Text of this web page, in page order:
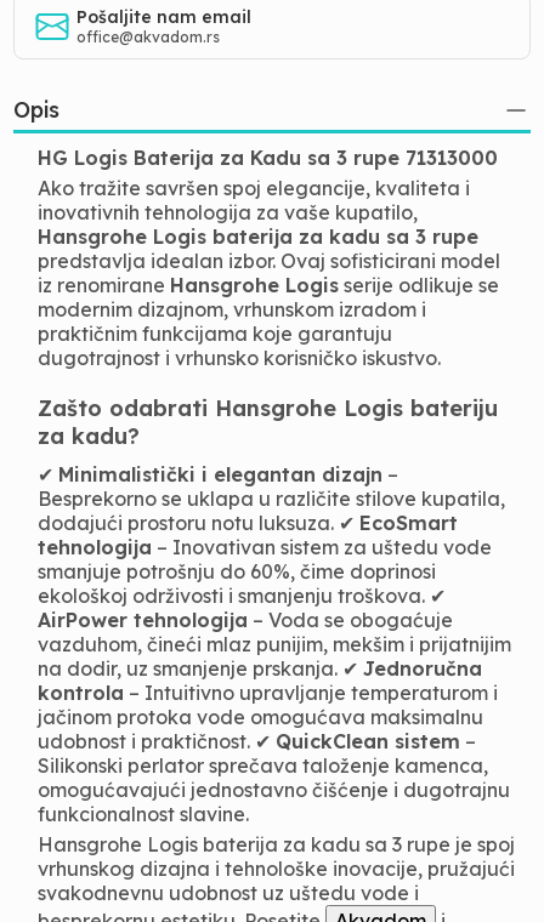
Pošaljite nam email
office@akvadom.rs
Opis
HG Logis Baterija za Kadu sa 3 rupe 71313000
Ako tražite savršen spoj elegancije, kvaliteta i
inovativnih tehnologija za vaše kupatilo,
Hansgrohe Logis baterija za kadu sa 3 rupe
predstavlja idealan izbor. Ovaj sofisticirani model
iz renomirane Hansgrohe Logis serije odlikuje se
modernim dizajnom, vrhunskom izradom i
praktičnim funkcijama koje garantuju
dugotrajnost i vrhunsko korisničko iskustvo.
Zašto odabrati Hansgrohe Logis bateriju
za kadu?
✔ Minimalistički i elegantan dizajn –
Besprekorno se uklapa u različite stilove kupatila,
dodajući prostoru notu luksuza. ✔ EcoSmart
tehnologija – Inovativan sistem za uštedu vode
smanjuje potrošnju do 60%, čime doprinosi
ekološkoj održivosti i smanjenju troškova. ✔
AirPower tehnologija – Voda se obogaćuje
vazduhom, čineći mlaz punijim, mekšim i prijatnijim
na dodir, uz smanjenje prskanja. ✔Jednoručna
kontrola – Intuitivno upravljanje temperaturom i
jačinom protoka vode omogućava maksimalnu
udobnost i praktičnost. ✔ QuickClean sistem –
Silikonski perlator sprečava taloženje kamenca,
omogućavajući jednostavno čišćenje i dugotrajnu
funkcionalnost slavine.
Hansgrohe Logis baterija za kadu sa 3 rupe je spoj
vrhunskog dizajna i tehnološke inovacije, pružajući
svakodnevnu udobnost uz uštedu vode i